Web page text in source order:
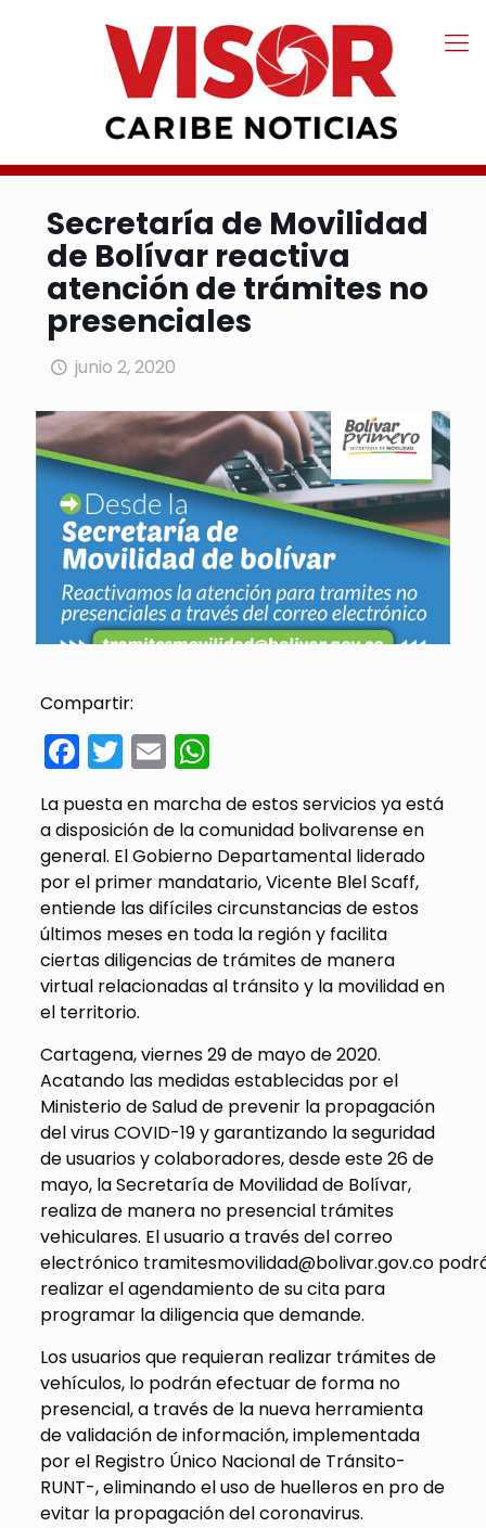
Secretaría de Movilidad
de Bolívar reactiva
atención de trámites no
presenciales
junio 2, 2020
Compartir:
Facebook
Twitter
EmailWhatsApp
La puesta en marcha de estos servicios ya está
a disposición de la comunidad bolivarense en
general. El Gobierno Departamental liderado
por el primer mandatario, Vicente Blel Scaff,
entiende las difíciles circunstancias de estos
últimos meses en toda la región y facilita
ciertas diligencias de trámites de manera
virtual relacionadas al tránsito y la movilidad en
el territorio.
Cartagena, viernes 29 de mayo de 2020.
Acatando las medidas establecidas por el
Ministerio de Salud de prevenir la propagación
del virus COVID-19 y garantizando la seguridad
de usuarios y colaboradores, desde este 26 de
mayo, la Secretaría de Movilidad de Bolívar,
realiza de manera no presencial trámites
vehiculares. El usuario a través del correo
electrónico tramitesmovilidad@bolivar.gov.co
realizar el agendamiento de su cita para
programar la diligencia que demande.
Los usuarios que requieran realizar trámites de
vehículos, lo podrán efectuar de forma no
presencial, a través de la nueva herramienta
de validación de información, implementada
por el Registro Único Nacional de Tránsito-
RUNT-, eliminando el uso de huelleros en pro de
evitar la propagación del coronavirus.